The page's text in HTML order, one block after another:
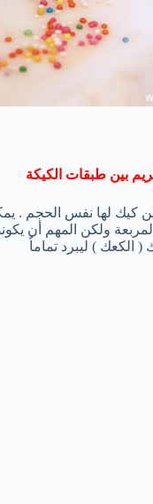
بين طبقات الكيكة
كيك لها نفس الحجم .
ولكن المهم أن
الكعك ) ليبرد تماماٌ